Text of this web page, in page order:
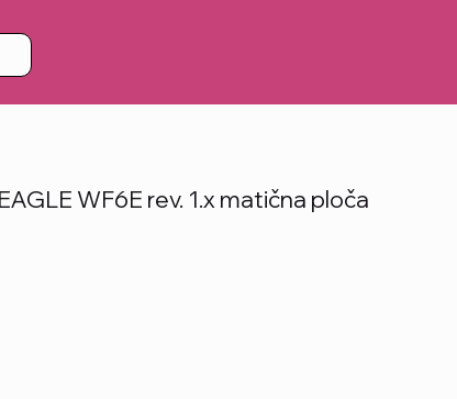
WF6E rev. 1.x matična ploča